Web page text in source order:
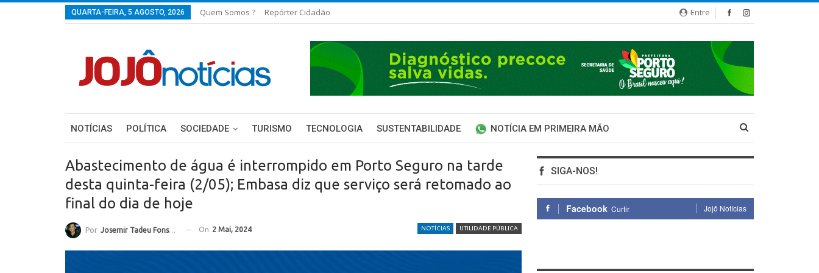
Entre
QUARTA-FEIRA, 5 AGOSTO, 2026 Quem Somos ? Repórter Cidadão
NOTÍCIAS POLÍTICA SOCIEDADE TURISMO TECNOLOGIA SUSTENTABILIDADE NOTÍCIA EM PRIMEIRA MÃO
Abastecimento de água é interrompido em Porto Seguro na tarde
desta quinta-feira (2/05); Embasa diz que serviço será retomado ao
final do dia de hoje
NOTÍCIAS UTILIDADE PÚBLICA
Por Josemir Tadeu Fonseca On 2 Mai, 2024
SIGA-NOS!
Facebook Curtir Jojô Notícias